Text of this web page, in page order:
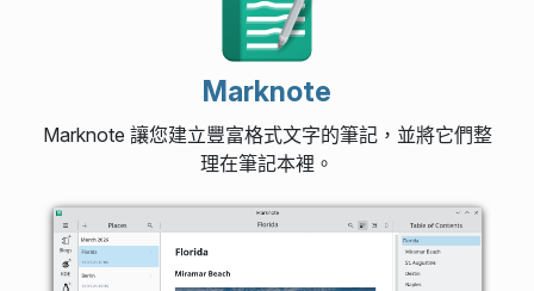
Marknote
Marknote 讓您建立豐富格式文字的筆記，並將它們整
理在筆記本裡。